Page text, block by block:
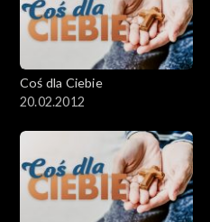
Coś dla Ciebie
20.02.2012